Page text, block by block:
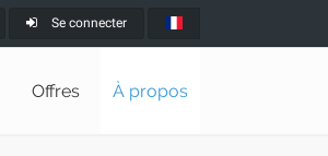
Se connecter
Offres À propos